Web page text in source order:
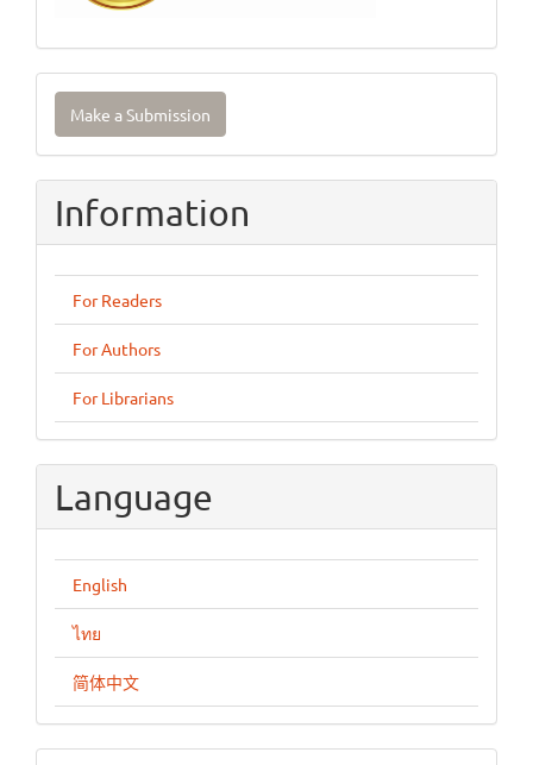
Make
Submission
Make a Submission
Information
For Readers
For Authors
For Librarians
Language
English
ไทย
简体中文